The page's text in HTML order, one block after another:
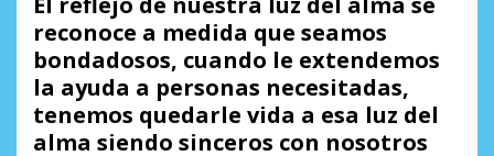
reconoce a medida que seamos
bondadosos, cuando le extendemos
la ayuda a personas necesitadas,
tenemos quedarle vida a esa luz del
alma siendo sinceros con nosotros